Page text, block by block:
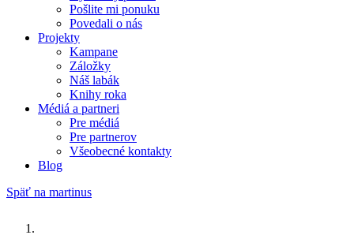
Pošlite mi ponuku
Povedali o nás
Projekty
Kampane
Záložky
Náš labák
Knihy roka
Médiá a partneri
Pre médiá
Pre partnerov
Všeobecné kontakty
Blog
Späť na martinus